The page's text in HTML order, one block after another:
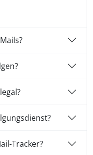
Tracker?